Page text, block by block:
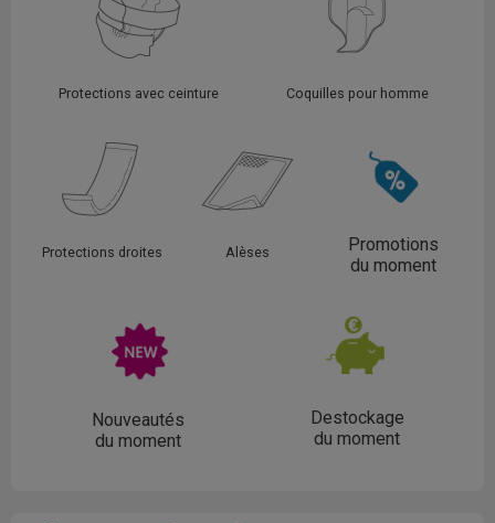
Protections avec ceinture Coquilles pour homme
Protections droites Alèses
Promotions
du moment
Nouveautés
du moment
Destockage
du moment